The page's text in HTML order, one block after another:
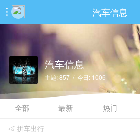
 汽车信息
汽车信息
主题: 857 / 今日: 1006
全部 最新 热门
 拼车出行